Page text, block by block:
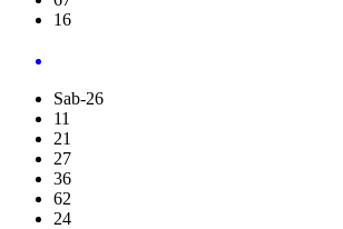
16
Sab-26
11
21
27
36
62
24